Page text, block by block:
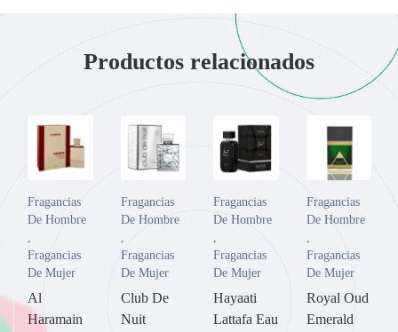
Productos relacionados
Fragancias
De Hombre
,
Fragancias
De Mujer
Al
Haramain
Fragancias
De Hombre
,
Fragancias
De Mujer
Club De
Nuit
Fragancias
De Hombre
,
Fragancias
De Mujer
Hayaati
Lattafa Eau
Fragancias
De Hombre
,
Fragancias
De Mujer
Royal Oud
Emerald